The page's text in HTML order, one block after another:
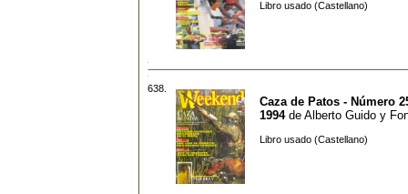
Libro usado (Castellano)
638.
Caza de Patos - Número
1994de Alberto Guido y
Libro usado (Castellano)